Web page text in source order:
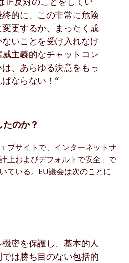
的に、この非常に危険
更するか、まったく成
いことを受け入れなけ
主義的なチャットコン
は、あらゆる決意をもっ
ならない！“
のか？
ブサイトで、インターネットサ
上およびデフォルトで安全」で
ている。EU議会は次のことに
機密を保護し、基本的人
は勝ち目のない包括的